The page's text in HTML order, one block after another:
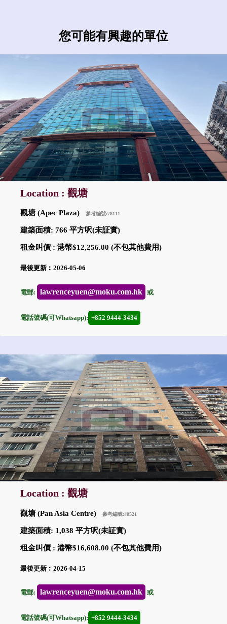
您可能有興趣的單位
Location : 觀塘
觀塘 (Apec Plaza) 參考編號:78111
建築面積: 766 平方呎(未証實)
租金叫價 : 港幣$12,256.00 (不包其他費用)
最後更新︰2026-05-06
電郵: lawrenceyuen@moku.com.hk 或
電話號碼(可Whatsapp): +852 9444-3434
Location : 觀塘
觀塘 (Pan Asia Centre) 參考編號:40521
建築面積: 1,038 平方呎(未証實)
租金叫價 : 港幣$16,608.00 (不包其他費用)
最後更新︰2026-04-15
電郵: lawrenceyuen@moku.com.hk 或
電話號碼(可Whatsapp): +852 9444-3434